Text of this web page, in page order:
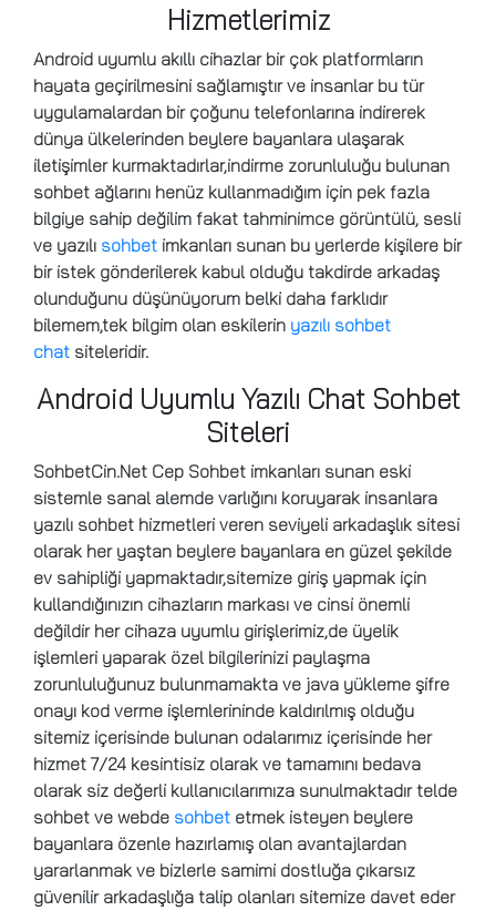
Hizmetlerimiz
Android uyumlu akıllı cihazlar bir çok platformların
hayata geçirilmesini sağlamıştır ve insanlar bu tür
uygulamalardan bir çoğunu telefonlarına indirerek
dünya ülkelerinden beylere bayanlara ulaşarak
iletişimler kurmaktadırlar,indirme zorunluluğu bulunan
sohbet ağlarını henüz kullanmadığım için pek fazla
bilgiye sahip değilim fakat tahminimce görüntülü, sesli
ve yazılı sohbet imkanları sunan bu yerlerde kişilere bir
bir istek gönderilerek kabul olduğu takdirde arkadaş
olunduğunu düşünüyorum belki daha farklıdır
bilemem,tek bilgim olan eskilerin yazılı sohbet
chat siteleridir.
Android Uyumlu Yazılı Chat Sohbet
Siteleri
SohbetCin.Net Cep Sohbet imkanları sunan eski
sistemle sanal alemde varlığını koruyarak insanlara
yazılı sohbet hizmetleri veren seviyeli arkadaşlık sitesi
olarak her yaştan beylere bayanlara en güzel şekilde
ev sahipliği yapmaktadır,sitemize giriş yapmak için
kullandığınızın cihazların markası ve cinsi önemli
değildir her cihaza uyumlu girişlerimiz,de üyelik
işlemleri yaparak özel bilgilerinizi paylaşma
zorunluluğunuz bulunmamakta ve java yükleme şifre
onayı kod verme işlemlerininde kaldırılmış olduğu
sitemiz içerisinde bulunan odalarımız içerisinde her
hizmet 7/24 kesintisiz olarak ve tamamını bedava
olarak siz değerli kullanıcılarımıza sunulmaktadır telde
sohbet ve webde sohbet etmek isteyen beylere
bayanlara özenle hazırlamış olan avantajlardan
yararlanmak ve bizlerle samimi dostluğa çıkarsız
güvenilir arkadaşlığa talip olanları sitemize davet eder